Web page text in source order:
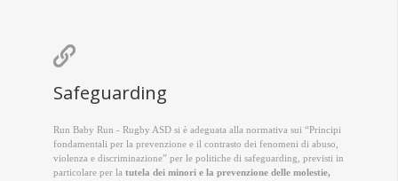

Safeguarding
Run Baby Run - Rugby ASD si è adeguata alla normativa sui “Principi
fondamentali per la prevenzione e il contrasto dei fenomeni di abuso,
violenza e discriminazione” per le politiche di safeguarding, previsti in
particolare per la tutela dei minori e la prevenzione delle molestie,